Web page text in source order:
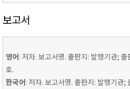
보고서
영어: 저자. 보고서명. 출판지: 발행기관;
호.
한국어: 저자. 보고서명. 출판지: 발행기관;